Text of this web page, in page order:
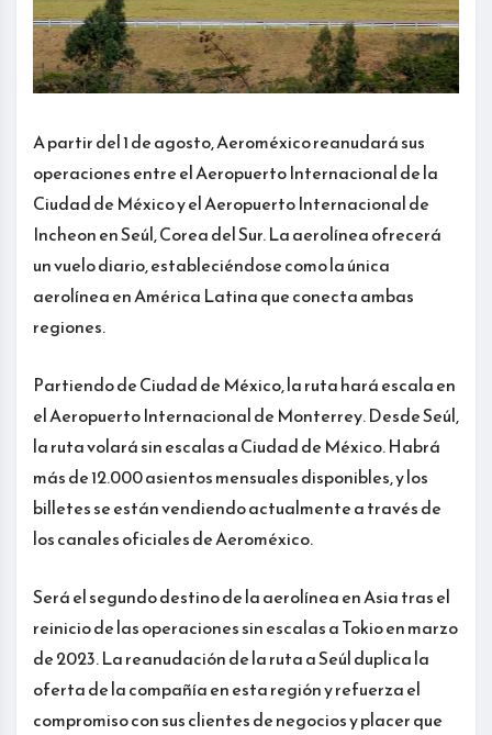
A partir del 1 de agosto, Aeroméxico reanudará sus
operaciones entre el Aeropuerto Internacional de la
Ciudad de México y el Aeropuerto Internacional de
Incheon en Seúl, Corea del Sur. La aerolínea ofrecerá
un vuelo diario, estableciéndose como la única
aerolínea en América Latina que conecta ambas
regiones.
Partiendo de Ciudad de México, la ruta hará escala en
el Aeropuerto Internacional de Monterrey. Desde Seúl,
la ruta volará sin escalas a Ciudad de México. Habrá
más de 12.000 asientos mensuales disponibles, y los
billetes se están vendiendo actualmente a través de
los canales oficiales de Aeroméxico.
Será el segundo destino de la aerolínea en Asia tras el
reinicio de las operaciones sin escalas a Tokio en marzo
de 2023. La reanudación de la ruta a Seúl duplica la
oferta de la compañía en esta región y refuerza el
compromiso con sus clientes de negocios y placer que